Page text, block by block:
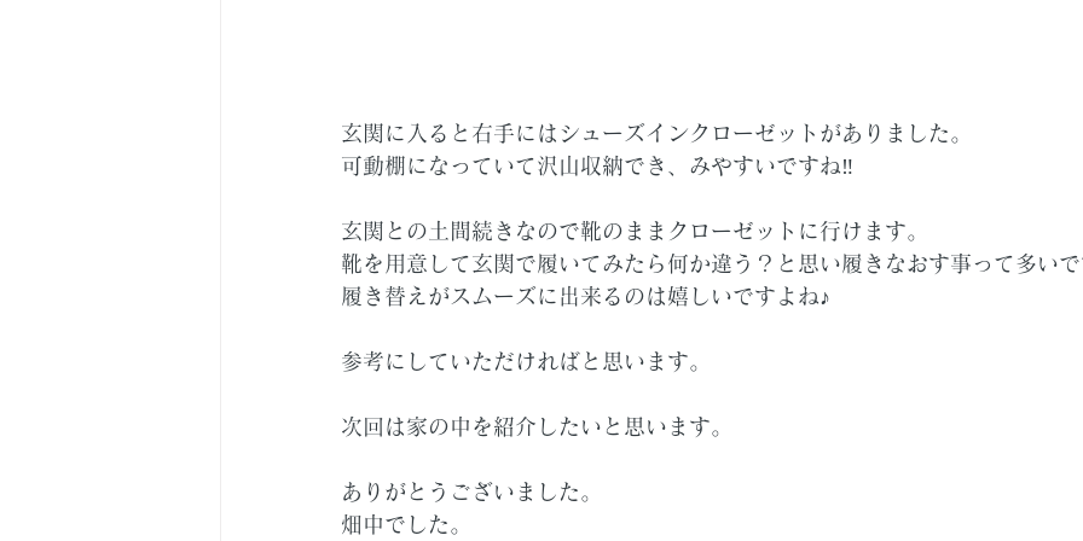
玄関に入ると右手にはシューズインクローゼットがありました。
可動棚になっていて沢山収納でき、みやすいですね‼
玄関との土間続きなので靴のままクローゼットに行けます。
靴を用意して玄関で履いてみたら何か違う？と思い履きなおす事って多い
履き替えがスムーズに出来るのは嬉しいですよね♪
参考にしていただければと思います。
次回は家の中を紹介したいと思います。
ありがとうございました。
畑中でした。